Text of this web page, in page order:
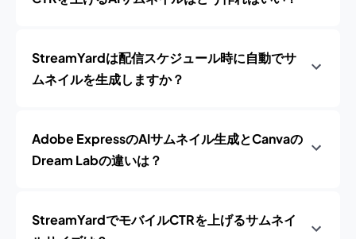
StreamYardは配信スケジュール時に自動でサ
ムネイルを生成しますか？
Adobe ExpressのAIサムネイル生成とCanvaの
Dream Labの違いは？
StreamYardでモバイルCTRを上げるサムネイ